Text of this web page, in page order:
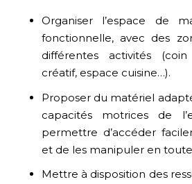
Organiser l’espace de
fonctionnelle, avec des
différentes activités
créatif, espace cuisine…).
Proposer du matériel
capacités motrices de
permettre d’accéder
et de les manipuler en
Mettre à disposition des